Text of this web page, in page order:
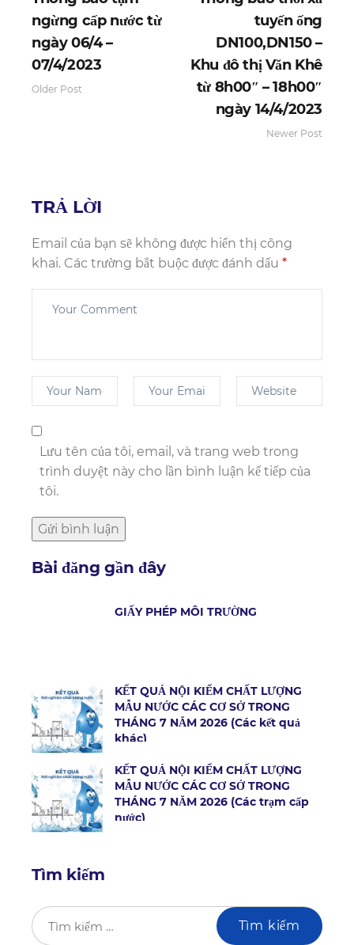
ngừng cấp nước từ
ngày 06/4 –
07/4/2023
Older Post
tuyến ống
DN100,DN150 –
Khu đô thị Văn Khê
từ 8h00″ – 18h00″
ngày 14/4/2023
Newer Post
TRẢ LỜI
Email của bạn sẽ không được hiển thị công
khai. Các trường bắt buộc được đánh dấu *
Lưu tên của tôi, email, và trang web trong
trình duyệt này cho lần bình luận kế tiếp của
tôi.
Bài đăng gần đây
GIẤY PHÉP MÔI TRƯỜNG
KẾT QUẢ NỘI KIỂM CHẤT LƯỢNG
MẪU NƯỚC CÁC CƠ SỞ TRONG
THÁNG 7 NĂM 2026 (Các kết quả
khác)
KẾT QUẢ NỘI KIỂM CHẤT LƯỢNG
MẪU NƯỚC CÁC CƠ SỞ TRONG
THÁNG 7 NĂM 2026 (Các trạm cấp
nước)
Tìm kiếm